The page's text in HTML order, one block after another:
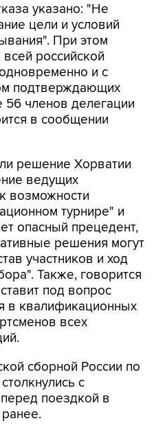
указано: "Не
цели и условий
При этом
российской
и с
подтверждающих
членов делегации
в сообщении
решение Хорватии
ведущих
возможности
турнире" и
опасный прецедент,
решения могут
участников и ход
Также, говорится
под вопрос
в квалификационных
всех
сборной России по
с
поездкой в